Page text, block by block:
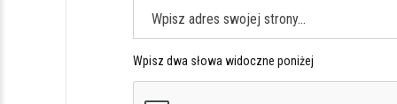
Wpisz dwa słowa widoczne poniżej